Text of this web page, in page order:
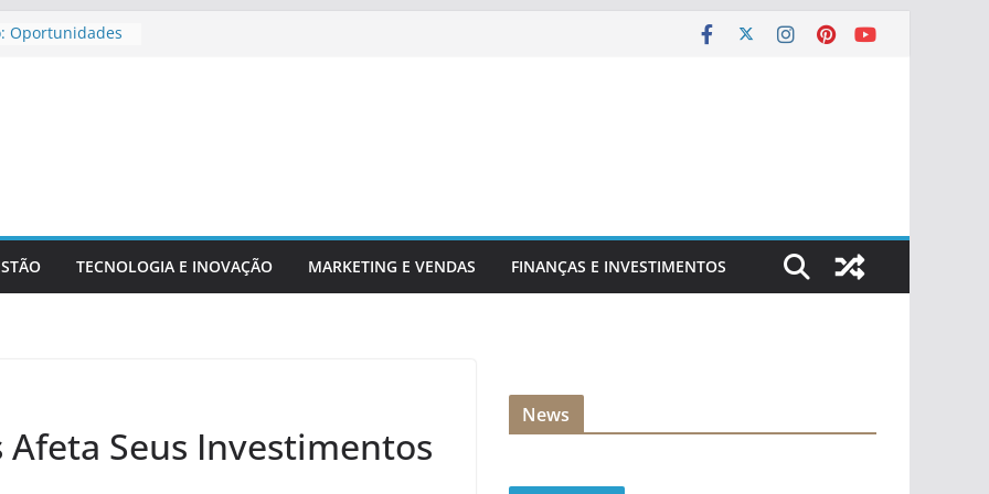
Oportunidades
TECNOLOGIA E INOVAÇÃO MARKETING E VENDAS FINANÇAS E INVESTIMENTOS
Afeta Seus Investimentos
News